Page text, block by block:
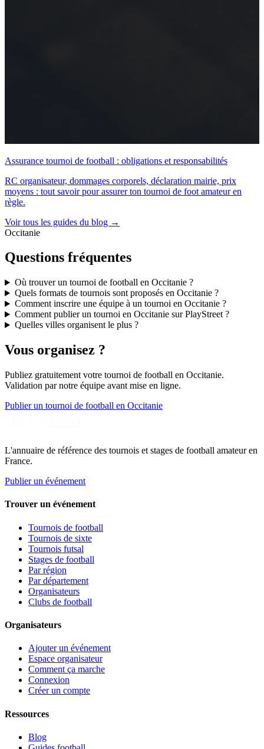
Assurance tournoi de football : obligations et responsabilités
RC organisateur, dommages corporels, déclaration mairie, prix
moyens : tout savoir pour assurer ton tournoi de foot amateur en
règle.
Voir tous les guides du blog →
Occitanie
Questions fréquentes
Où trouver un tournoi de football en Occitanie ?
Quels formats de tournois sont proposés en Occitanie ?
Comment inscrire une équipe à un tournoi en Occitanie ?
Comment publier un tournoi en Occitanie sur PlayStreet ?
Quelles villes organisent le plus ?
Vous organisez ?
Publiez gratuitement votre tournoi de football en Occitanie.
Validation par notre équipe avant mise en ligne.
Publier un tournoi de football en Occitanie
L'annuaire de référence des tournois et stages de football amateur en
France.
Publier un événement
Trouver un événement
Tournois de football
Tournois de sixte
Tournois futsal
Stages de football
Par région
Par département
Organisateurs
Clubs de football
Organisateurs
Ajouter un événement
Espace organisateur
Comment ça marche
Connexion
Créer un compte
Ressources
Blog